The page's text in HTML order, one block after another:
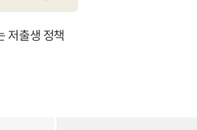
저출생 정책